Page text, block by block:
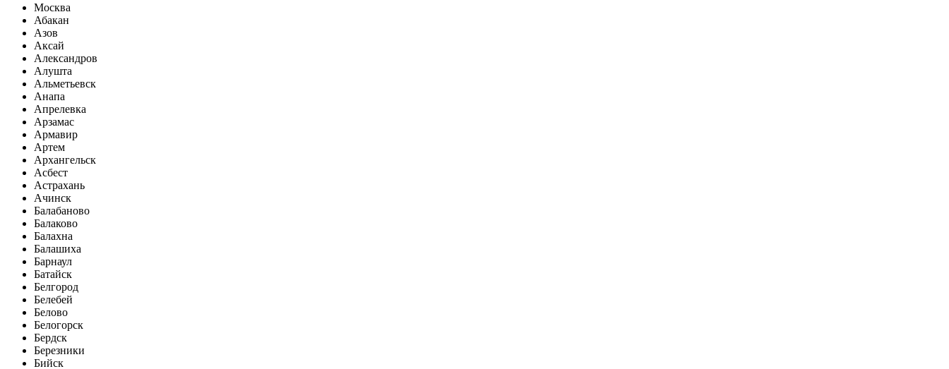
Москва
Абакан
Азов
Аксай
Александров
Алушта
Альметьевск
Анапа
Апрелевка
Арзамас
Армавир
Артем
Архангельск
Асбест
Астрахань
Ачинск
Балабаново
Балаково
Балахна
Балашиха
Барнаул
Батайск
Белгород
Белебей
Белово
Белогорск
Бердск
Березники
Бийск